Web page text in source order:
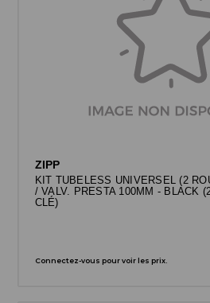
ZIPP
KIT TUBELESS UNIVERSEL (2
/ VALV. PRESTA 100MM - BLACK
CLÉ)
Connectez-vous pour voir les prix.